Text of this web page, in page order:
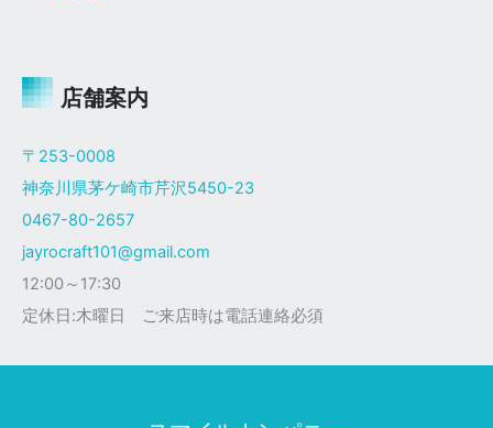
Ｘ
ク
様
店舗案内
〒253-0008
神奈川県茅ケ崎市芹沢5450-23
0467-80-2657
jayrocraft101@gmail.com
12:00～17:30
定休日:木曜日 ご来店時は電話連絡必須